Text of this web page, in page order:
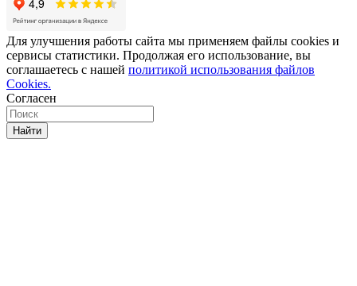
Для улучшения работы сайта мы применяем файлы cookies и
сервисы статистики. Продолжая его использование, вы
соглашаетесь с нашей политикой использования файлов
Cookies.
Согласен
Найти